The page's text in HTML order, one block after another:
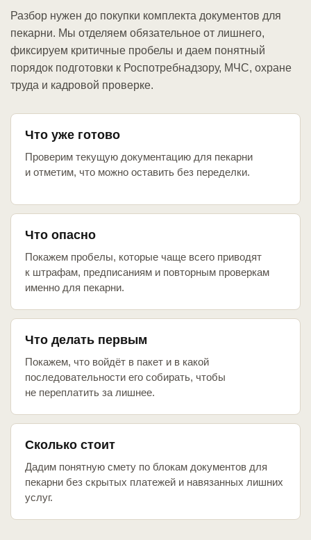
Разбор нужен до покупки комплекта документов для
пекарни. Мы отделяем обязательное от лишнего,
фиксируем критичные пробелы и даем понятный
порядок подготовки к Роспотребнадзору, МЧС, охране
труда и кадровой проверке.
Что уже готово
Проверим текущую документацию для пекарни
и отметим, что можно оставить без переделки.
Что опасно
Покажем пробелы, которые чаще всего приводят
к штрафам, предписаниям и повторным проверкам
именно для пекарни.
Что делать первым
Покажем, что войдёт в пакет и в какой
последовательности его собирать, чтобы
не переплатить за лишнее.
Сколько стоит
Дадим понятную смету по блокам документов для
пекарни без скрытых платежей и навязанных лишних
услуг.